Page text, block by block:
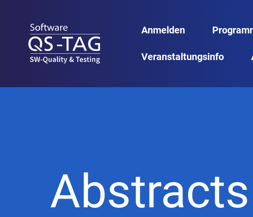
Anmelden
Veranstaltungsinfo
Abstracts